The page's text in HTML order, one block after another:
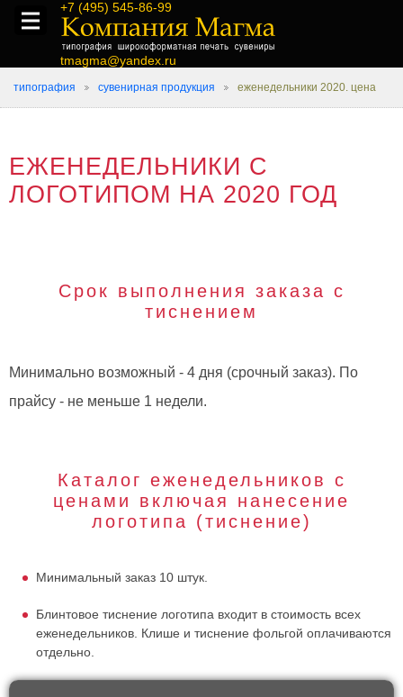
+7 (495) 545-86-99
tmagma@yandex.ru
типография сувенирная продукция еженедельники 2020. цена
ЕЖЕНЕДЕЛЬНИКИ С
ЛОГОТИПОМ НА 2020 ГОД
Срок выполнения заказа с
тиснением
Минимально возможный - 4 дня (срочный заказ). По
прайсу - не меньше 1 недели.
Каталог еженедельников с
ценами включая нанесение
логотипа (тиснение)
Минимальный заказ 10 штук.
Блинтовое тиснение логотипа входит в стоимость всех
еженедельников. Клише и тиснение фольгой оплачиваются
отдельно.